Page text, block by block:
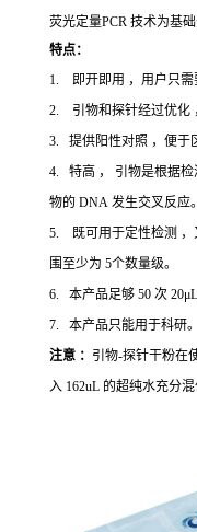
荧光定量PCR 技术为基
特点：
1. 即开即用 ，用户只需
2. 引物和探针经过优化
3. 提供阳性对照 ，便于
4. 特高 ， 引物是根据检
物的 DNA 发生交叉反应。
5. 既可用于定性检测 ，
围至少为 5个数量级。
6. 本产品足够 50 次
7. 本产品只能用于科研。
注意 ： 引物-探针干粉在
入 162uL 的超纯水充分